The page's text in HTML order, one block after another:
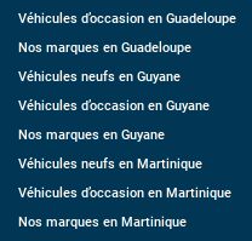
Véhicules d’occasion en Guadeloupe
Nos marques en Guadeloupe
Véhicules neufs en Guyane
Véhicules d’occasion en Guyane
Nos marques en Guyane
Véhicules neufs en Martinique
Véhicules d’occasion en Martinique
Nos marques en Martinique